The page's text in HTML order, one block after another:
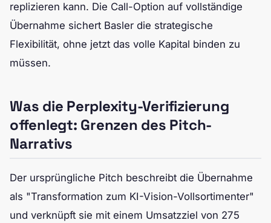
replizieren kann. Die Call-Option auf vollständige
Übernahme sichert Basler die strategische
Flexibilität, ohne jetzt das volle Kapital binden zu
müssen.
Was die Perplexity-Verifizierung
offenlegt: Grenzen des Pitch-
Narrativs
Der ursprüngliche Pitch beschreibt die Übernahme
als "Transformation zum KI-Vision-Vollsortimenter"
und verknüpft sie mit einem Umsatzziel von 275